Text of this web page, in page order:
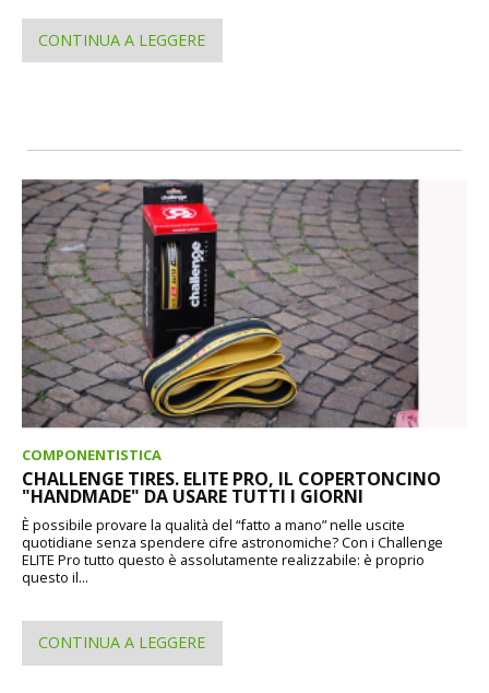
CONTINUA A LEGGERE
COMPONENTISTICA
CHALLENGE TIRES. ELITE PRO, IL COPERTONCINO
"HANDMADE" DA USARE TUTTI I GIORNI
È possibile provare la qualità del “fatto a mano” nelle uscite
quotidiane senza spendere cifre astronomiche? Con i Challenge
ELITE Pro tutto questo è assolutamente realizzabile: è proprio
questo il...
CONTINUA A LEGGERE